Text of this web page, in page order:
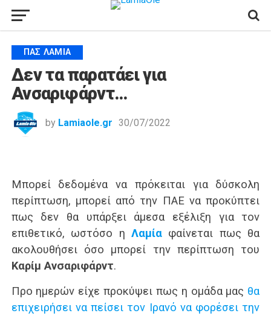
ΠΑΣ ΛΑΜΊΑ
Δεν τα παρατάει για
Ανσαριφάρντ…
by Lamiaole.gr 30/07/2022
Μπορεί δεδομένα να πρόκειται για δύσκολη
περίπτωση, μπορεί από την ΠΑΕ να προκύπτει
πως δεν θα υπάρξει άμεσα εξέλιξη για τον
επιθετικό, ωστόσο η Λαμίαφαίνεται πως θα
ακολουθήσει όσο μπορεί την περίπτωση του
Καρίμ Ανσαριφάρντ.
Προ ημερών είχε προκύψει πως η ομάδα μας θα
επιχειρήσει να πείσει τον Ιρανό να φορέσει την